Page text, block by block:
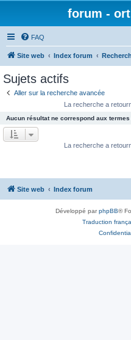
forum -
FAQ
Site web Index forum
Sujets actifs
Aller sur la recherche avancée
La recherche a
Aucun résultat ne correspond aux
La recherche a
Site web Index forum
Développé parphpBB®
Traduction